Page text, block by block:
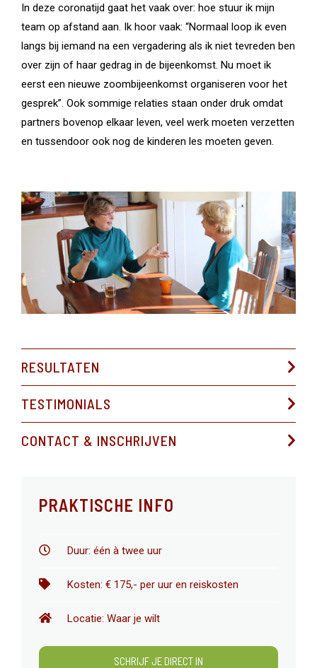
In deze coronatijd gaat het vaak over: hoe stuur ik mijn
team op afstand aan. Ik hoor vaak: “Normaal loop ik even
langs bij iemand na een vergadering als ik niet tevreden ben
over zijn of haar gedrag in de bijeenkomst. Nu moet ik
eerst een nieuwe zoombijeenkomst organiseren voor het
gesprek”. Ook sommige relaties staan onder druk omdat
partners bovenop elkaar leven, veel werk moeten verzetten
en tussendoor ook nog de kinderen les moeten geven.
RESULTATEN
TESTIMONIALS
CONTACT & INSCHRIJVEN
PRAKTISCHE INFO
Duur: één à twee uur
Kosten: € 175,- per uur en reiskosten
Locatie: Waar je wilt
SCHRIJF JE DIRECT IN